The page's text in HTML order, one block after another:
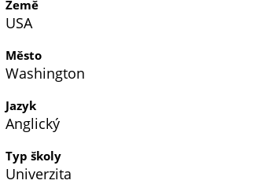
Země
USA
Město
Washington
Jazyk
Anglický
Typ školy
Univerzita